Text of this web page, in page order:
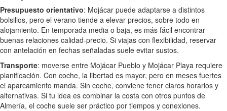
Presupuesto orientativo: Mojácar puede adaptarse a distintos
bolsillos, pero el verano tiende a elevar precios, sobre todo en
alojamiento. En temporada media o baja, es más fácil encontrar
buenas relaciones calidad-precio. Si viajas con flexibilidad, reservar
con antelación en fechas señaladas suele evitar sustos.
Transporte: moverse entre Mojácar Pueblo y Mojácar Playa requiere
planificación. Con coche, la libertad es mayor, pero en meses fuertes
el aparcamiento manda. Sin coche, conviene tener claros horarios y
alternativas. Si tu idea es combinar la costa con otros puntos de
Almería, el coche suele ser práctico por tiempos y conexiones.